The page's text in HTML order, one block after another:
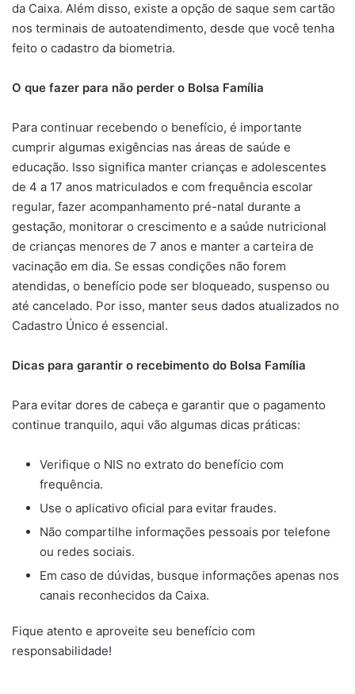
da Caixa. Além disso, existe a opção de saque sem cartão
nos terminais de autoatendimento, desde que você tenha
feito o cadastro da biometria.
O que fazer para não perder o Bolsa Família
Para continuar recebendo o benefício, é importante
cumprir algumas exigências nas áreas de saúde e
educação. Isso significa manter crianças e adolescentes
de 4 a 17 anos matriculados e com frequência escolar
regular, fazer acompanhamento pré-natal durante a
gestação, monitorar o crescimento e a saúde nutricional
de crianças menores de 7 anos e manter a carteira de
vacinação em dia. Se essas condições não forem
atendidas, o benefício pode ser bloqueado, suspenso ou
até cancelado. Por isso, manter seus dados atualizados no
Cadastro Único é essencial.
Dicas para garantir o recebimento do Bolsa Família
Para evitar dores de cabeça e garantir que o pagamento
continue tranquilo, aqui vão algumas dicas práticas:
Verifique o NIS no extrato do benefício com
frequência.
Use o aplicativo oficial para evitar fraudes.
Não compartilhe informações pessoais por telefone
ou redes sociais.
Em caso de dúvidas, busque informações apenas nos
canais reconhecidos da Caixa.
Fique atento e aproveite seu benefício com
responsabilidade!